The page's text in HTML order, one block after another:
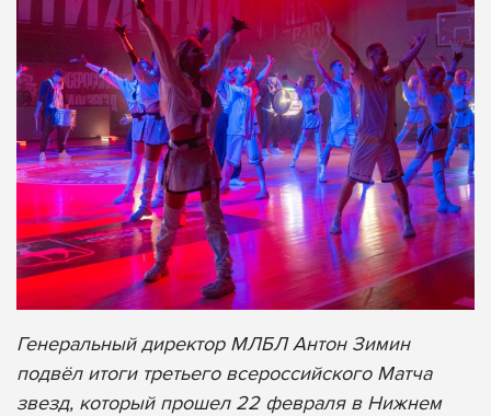
Генеральный директор МЛБЛ Антон Зимин
подвёл итоги третьего всероссийского Матча
звезд, который прошел 22 февраля в Нижнем